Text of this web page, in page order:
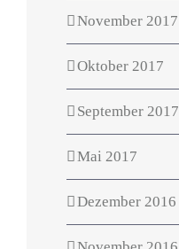
November 2017
Oktober 2017
September 2017
Mai 2017
Dezember 2016